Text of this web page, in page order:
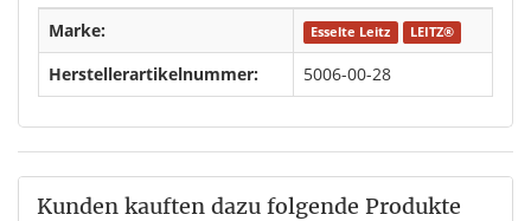
Marke: Esselte Leitz LEITZ®
Herstellerartikelnummer: 5006-00-28
Kunden kauften dazu folgende Produkte